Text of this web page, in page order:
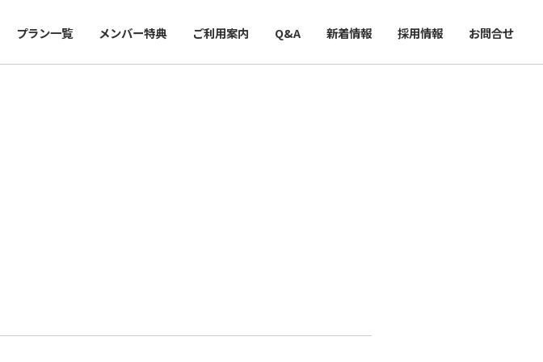
プラン一覧 メンバー特典 ご利用案内 Q&A 新着情報 採用情報 お問合せ